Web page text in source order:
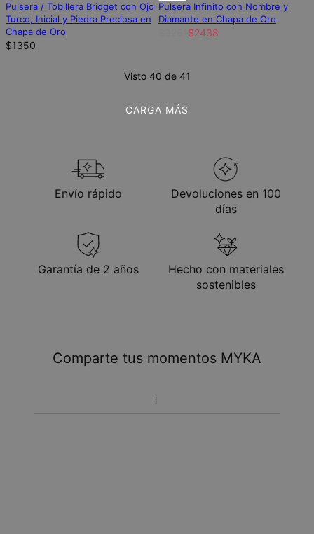
Pulsera / Tobillera Bridget con Ojo
Turco, Inicial y Piedra Preciosa en
Chapa de Oro
$1350
Pulsera Infinito con Nombre y
Diamante en Chapa de Oro
$2438
Visto 40 de 41
CARGA MÁS
Envío rápido
Devoluciones en 100
días
Garantía de 2 años
Hecho con materiales
sostenibles
Comparte tus momentos MYKA